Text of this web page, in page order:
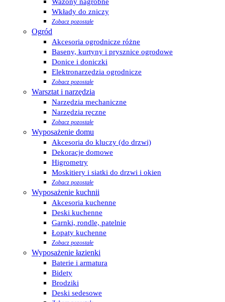
Wkłady do zniczy
Zobacz pozostałe
Ogród
Akcesoria ogrodnicze różne
Baseny, kurtyny i prysznice ogrodowe
Donice i doniczki
Elektronarzędzia ogrodnicze
Zobacz pozostałe
Warsztat i narzędzia
Narzędzia mechaniczne
Narzędzia ręczne
Zobacz pozostałe
Wyposażenie domu
Akcesoria do kluczy (do drzwi)
Dekoracje domowe
Higrometry
Moskitiery i siatki do drzwi i okien
Zobacz pozostałe
Wyposażenie kuchnii
Akcesoria kuchenne
Deski kuchenne
Garnki, rondle, patelnie
Łopaty kuchenne
Zobacz pozostałe
Wyposażenie łazienki
Baterie i armatura
Bidety
Brodziki
Deski sedesowe